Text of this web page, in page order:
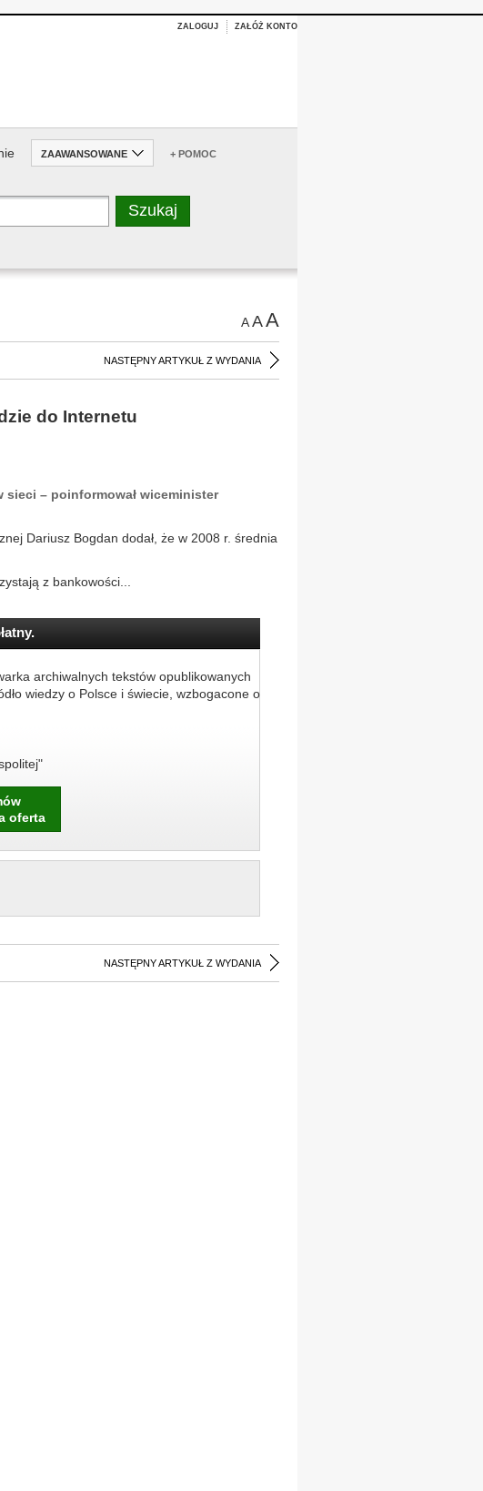
ZALOGUJ ZAŁÓŻ KONTO
ZAAWANSOWANE + POMOC
AAA
NASTĘPNY ARTYKUŁ Z WYDANIA
do Internetu
sieci – poinformował wiceminister
Dariusz Bogdan dodał, że w 2008 r. średnia
z bankowości...
archiwalnych tekstów opublikowanych
wiedzy o Polsce i świecie, wzbogacone o
oferta
NASTĘPNY ARTYKUŁ Z WYDANIA